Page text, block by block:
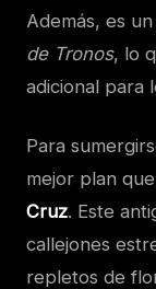
Además, es
de Tronos, lo
adicional para
Para
mejor plan que
Cruz. Este
callejones
repletos de